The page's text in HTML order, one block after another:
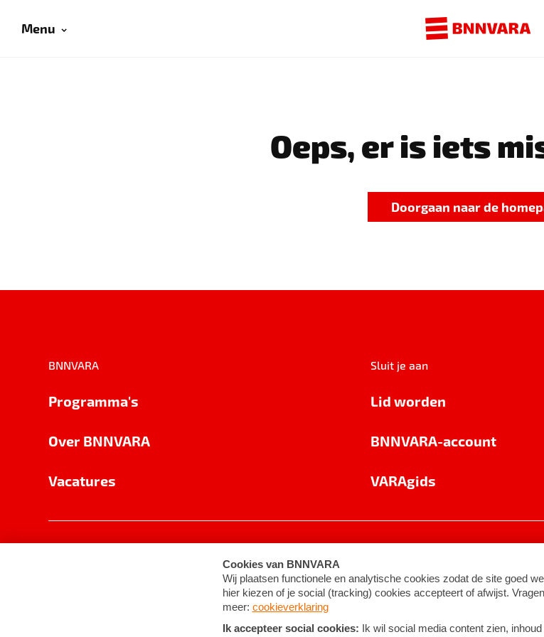
Menu
Oeps, er is iets
Doorgaan naar de
BNNVARA
Programma's
Over BNNVARA
Vacatures
Sluit je aan
Lid worden
BNNVARA-account
VARAgids
Cookie-instellingen Algemene voorwaarden ©2026BNNVARA